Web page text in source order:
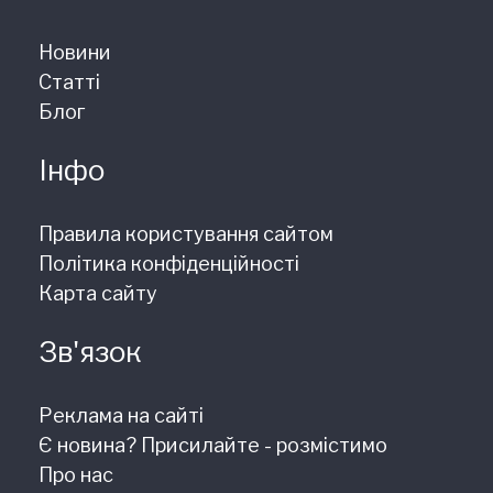
Новини
Статті
Блог
Інфо
Правила користування сайтом
Політика конфіденційності
Карта сайту
Зв'язок
Реклама на сайті
Є новина? Присилайте - розмістимо
Про нас